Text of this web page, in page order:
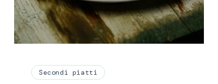
Secondi piatti